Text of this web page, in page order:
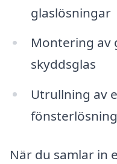
glaslösningar
Montering av
skyddsglas
Utrullning av
När du samlar in